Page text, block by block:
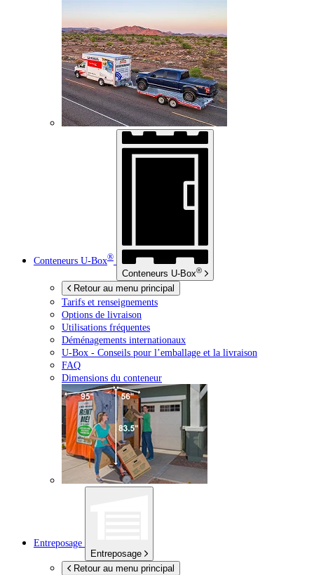
Conteneurs U-Box®
Conteneurs U-Box®
Retour au menu principal
Tarifs et renseignements
Options de livraison
Utilisations fréquentes
Déménagements internationaux
U-Box - Conseils pour l’emballage et la livraison
FAQ
Dimensions du conteneur
Entreposage
Entreposage
Retour au menu principal